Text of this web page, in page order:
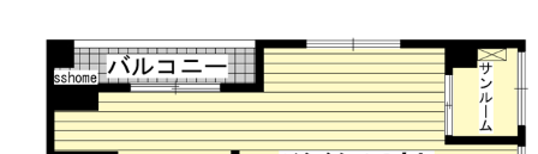
ペット飼育可物件
路線·駅から探す